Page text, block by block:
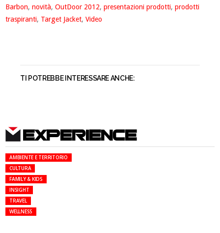
Barbon,novità,OutDoor 2012,presentazioni prodotti,prodotti
traspiranti, Target Jacket,Video
TI POTREBBE INTERESSARE ANCHE:
EXPERIENCE
AMBIENTE E TERRITORIO
CULTURA
FAMILY & KIDS
INSIGHT
TRAVEL
WELLNESS